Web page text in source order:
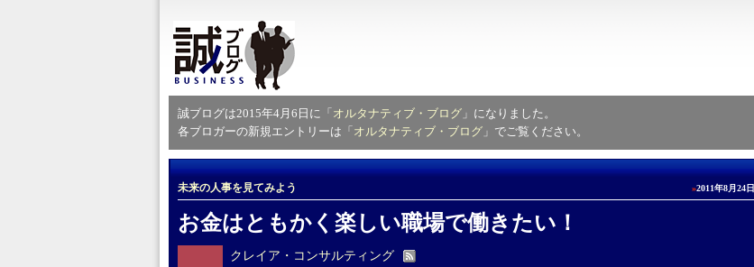
誠ブログは2015年4月6日に「 オルタナティブ・ブログ 」になりました。
各ブロガーの新規エントリーは「 オルタナティブ・ブログ 」でご覧ください。
»2011年8月24日
未来の人事を見てみよう
お金はともかく楽しい職場で働きたい！
クレイア・コンサルティング